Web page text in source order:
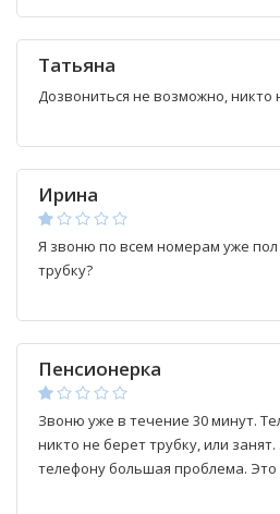
Татьяна
Дозвониться не возможно, никто
Ирина
Я звоню по всем номерам уже
трубку?
Пенсионерка
Звоню уже в течение 30 минут.
никто не берет трубку, или
телефону большая проблема. Это